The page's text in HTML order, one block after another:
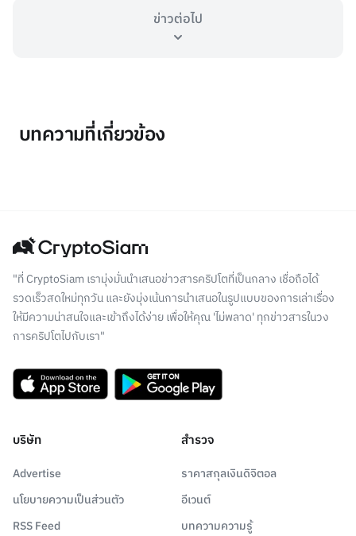
ข่าวต่อไป
บทความที่เกี่ยวข้อง
"ที่ CryptoSiam เรามุ่งมั่นนำเสนอข่าวสารคริปโตที่เป็นกลาง เชื่อถือได้
รวดเร็วสดใหม่ทุกวัน และยังมุ่งเน้นการนำเสนอในรูปแบบของการเล่าเรื่อง
ให้มีความน่าสนใจและเข้าถึงได้ง่าย เพื่อให้คุณ 'ไม่พลาด' ทุกข่าวสารในวง
การคริปโตไปกับเรา"
บริษัท
Advertise
นโยบายความเป็นส่วนตัว
RSS Feed
สำรวจ
ราคาสกุลเงินดิจิตอล
อีเวนต์
บทความความรู้